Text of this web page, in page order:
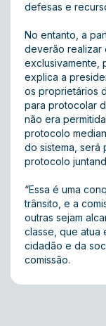
defesas e
No entanto, a
deverão realizar
exclusivamente,
explica a
os proprietários
para protocolar
não era
protocolo
do sistema,
protocolo
“Essa é uma
trânsito, e a
outras sejam
classe, que atua
cidadão e da
comissão.